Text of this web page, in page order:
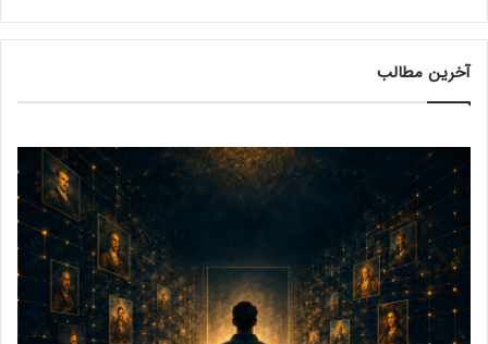
آخرین مطالب